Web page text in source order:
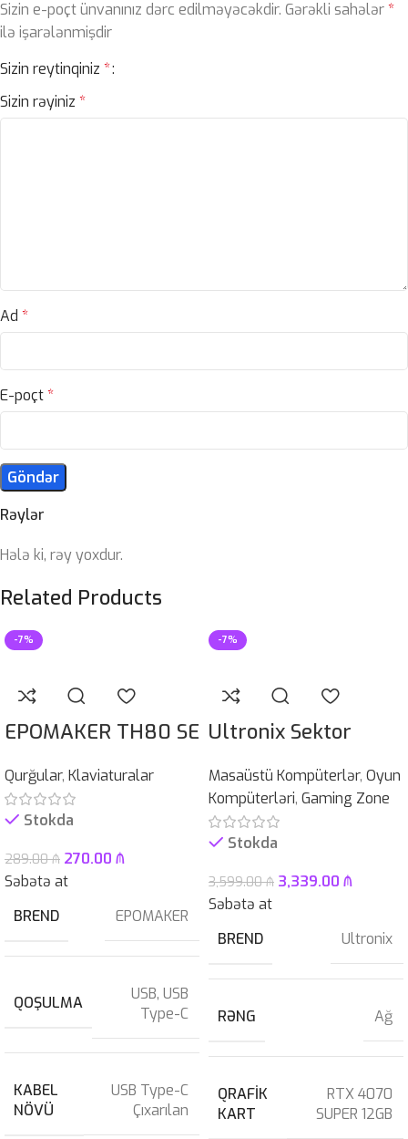
Rəylər
Hələ ki, rəy yoxdur.
Sizin e-poçt ünvanınız dərc edilməyəcəkdir. Gərəkli sahələr*
ilə işarələnmişdir
Sizin reytinqiniz *
Sizin rəyiniz *
Ad *
E-poçt*
Related Products
-7%
EPOMAKER TH80 SE
Qurğular, Klaviaturalar
Stokda
289.00₼ 270.00 ₼
Səbətə at
BREND
EPOMAKER
QOŞULMA USB, USB
Type-C
KABEL
NÖVÜ
USB Type-C
Çıxarılan
-7%
Ultronix Sektor
Masaüstü Kompüterlər, Oyun
Kompüterləri, Gaming Zone
Stokda
3,599.00₼ 3,339.00 ₼
Səbətə at
BREND
Ultronix
RƏNG Ağ
QRAFIK
KART
RTX 4070
SUPER 12GB